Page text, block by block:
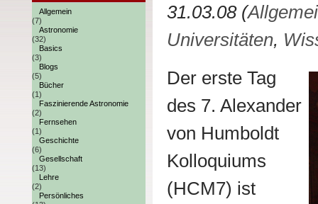
Allgemein
(7)
Astronomie
(32)
Basics
(3)
Blogs
(5)
Bücher
(1)
Faszinierende Astronomie
(2)
Fernsehen
(1)
Geschichte
(6)
Gesellschaft
(13)
Lehre
(2)
Persönliches
31.03.08 (
Universitäten,
Der erste Tag
des 7. Alexander
von Humboldt
Kolloquiums
(HCM7) ist